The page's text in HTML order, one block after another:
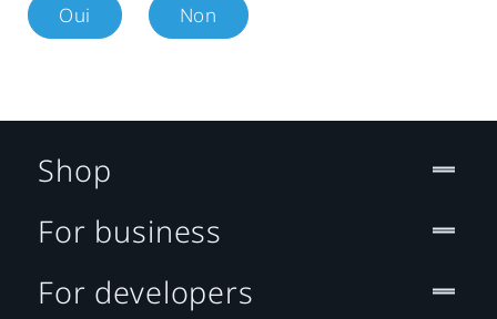
Oui Non
Shop
For business
For developers